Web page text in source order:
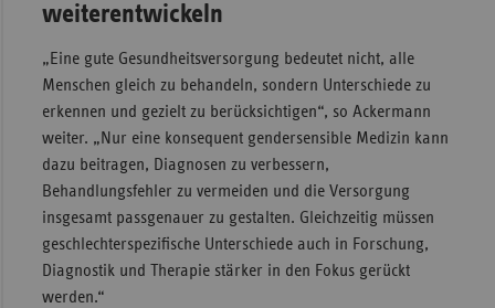
weiterentwickeln
„Eine gute Gesundheitsversorgung bedeutet nicht, alle
Menschen gleich zu behandeln, sondern Unterschiede zu
erkennen und gezielt zu berücksichtigen“, so Ackermann
weiter. „Nur eine konsequent gendersensible Medizin kann
dazu beitragen, Diagnosen zu verbessern,
Behandlungsfehler zu vermeiden und die Versorgung
insgesamt passgenauer zu gestalten. Gleichzeitig müssen
geschlechterspezifische Unterschiede auch in Forschung,
Diagnostik und Therapie stärker in den Fokus gerückt
werden.“